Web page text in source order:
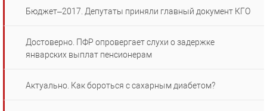
Бюджет–2017. Депутаты приняли главный документ КГО
Достоверно. ПФР опровергает слухи о задержке
январских выплат пенсионерам
Актуально. Как бороться с сахарным диабетом?